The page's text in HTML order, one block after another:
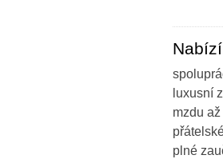
luxusní
mzdu
plné